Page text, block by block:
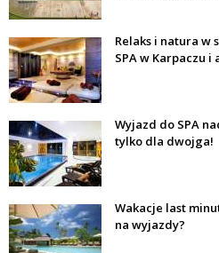
Relaks i natura w
SPA w Karpaczu
Wyjazd do SPA
tylko dla dwojga!
Wakacje last
na wyjazdy?